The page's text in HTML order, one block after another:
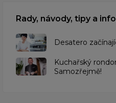
Rady, návody, tipy a
Desatero
Kuchařský
Samozřejmě!